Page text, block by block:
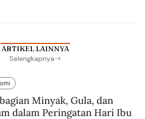
ARTIKEL LAINNYA
Selengkapnya
Minyak, Gula, dan
dalam Peringatan Hari Ibu